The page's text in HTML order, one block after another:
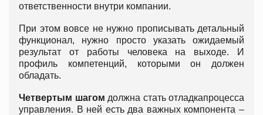
ответственности внутри компании.
При этом вовсе не нужно прописывать детальный
функционал, нужно просто указать ожидаемый
результат от работы человека на выходе. И
профиль компетенций, которыми он должен
обладать.
Четвертым шагом должна стать отладкапроцесса
управления. В ней есть два важных компонента –